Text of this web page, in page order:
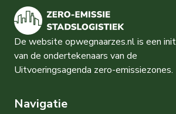
De website opwegnaarzes.nl is een
van de ondertekenaars van de
Uitvoeringsagenda zero-emissiezones.
Navigatie